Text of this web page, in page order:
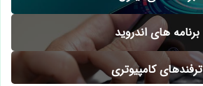
برنامه های اندروید
ترفندهای کامپیوتری